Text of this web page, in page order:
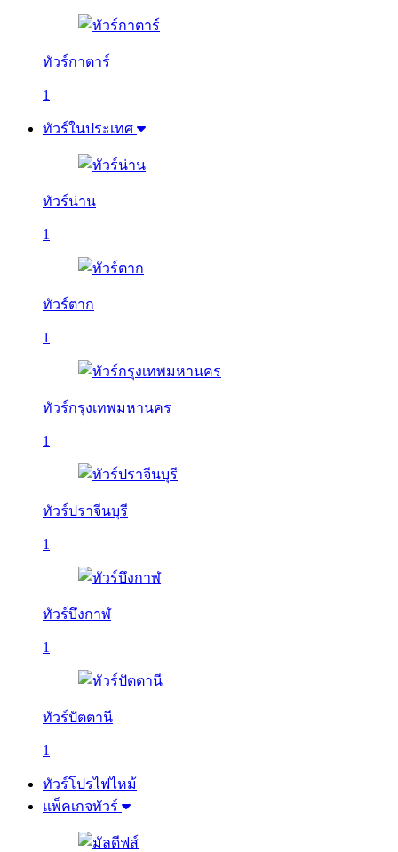
ทัวร์กาตาร์
1
ทัวร์ในประเทศ
ทัวร์น่าน
1
ทัวร์ตาก
1
ทัวร์กรุงเทพมหานคร
1
ทัวร์ปราจีนบุรี
1
ทัวร์บึงกาฬ
1
ทัวร์ปัตตานี
1
ทัวร์โปรไฟไหม้
แพ็คเกจทัวร์